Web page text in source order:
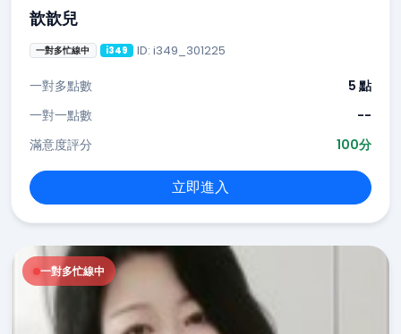
歆歆兒
一對多忙線中 i349 ID: i349_301225
一對多點數
5 點
一對一點數
--
滿意度評分
100分
立即進入
一對多忙線中